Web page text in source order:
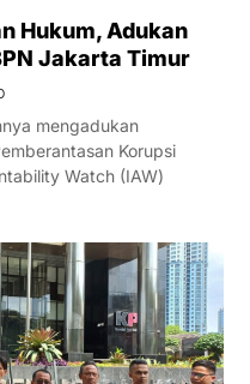
Hukum, Adukan
Jakarta Timur
mengadukan
Korupsi
Watch (IAW)